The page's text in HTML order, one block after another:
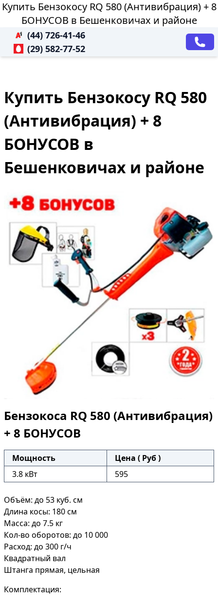
Купить Бензокосу RQ 580 (Антивибрация) + 8
БОНУСОВ в Бешенковичах и районе
(44) 726-41-46
(29) 582-77-52
Купить Бензокосу RQ 580
(Антивибрация) + 8
БОНУСОВ в
Бешенковичах и районе
Бензокоса RQ 580 (Антивибрация)
+ 8 БОНУСОВ
Мощность
Цена ( Руб )
3.8 кВт
595
Объём: до 53 куб. см
Длина косы: 180 см
Масса: до 7.5 кг
Кол-во оборотов: до 10 000
Расход: до 300 г/ч
Квадратный вал
Штанга прямая, цельная
Комплектация: